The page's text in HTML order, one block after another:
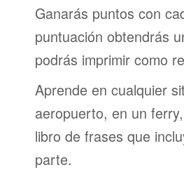
Ganarás puntos con
puntuación obtendrás
podrás imprimir como
Aprende en cualquier
aeropuerto, en un
libro de frases que
parte.